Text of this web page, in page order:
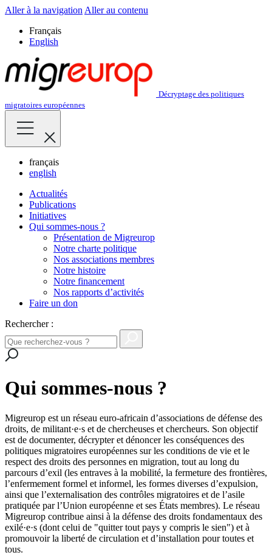
Aller à la navigation Aller au contenu
Français
English
Décryptage des politiques
migratoires européennes
français
english
Actualités
Publications
Initiatives
Qui sommes-nous ?
Présentation de Migreurop
Notre charte politique
Nos associations membres
Notre histoire
Notre financement
Nos rapports d’activités
Faire un don
Rechercher :
Qui sommes-nous ?
Migreurop est un réseau euro-africain d’associations de défense des
droits, de militant·e·s et de chercheuses et chercheurs. Son objectif
est de documenter, décrypter et dénoncer les conséquences des
politiques migratoires européennes sur les conditions de vie et le
respect des droits des personnes en migration, tout au long du
parcours d’exil (les entraves à la mobilité, la fermeture des frontières,
l’enfermement formel et informel, les formes diverses d’expulsion,
ainsi que l’externalisation des contrôles migratoires et de l’asile
pratiquée par l’Union européenne et ses États membres). Le réseau
Migreurop contribue ainsi à la défense des droits fondamentaux des
exilé·e·s (dont celui de "quitter tout pays y compris le sien") et à
promouvoir la liberté de circulation et d’installation pour toutes et
tous.